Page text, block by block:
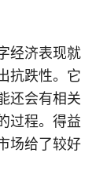
经济表现就
抗跌性。它
还会有相关
过程。得益
场给了较好